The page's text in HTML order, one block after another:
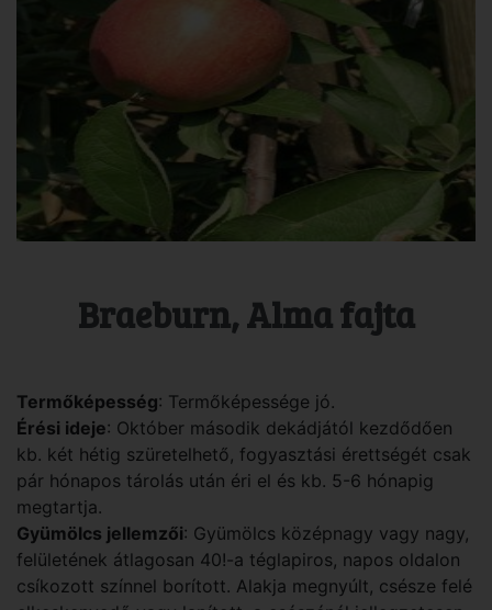
Braeburn, Alma fajta
Termőképesség: Termőképessége jó.
Érési ideje: Október második dekádjától kezdődően
kb. két hétig szüretelhető, fogyasztási érettségét csak
pár hónapos tárolás után éri el és kb. 5-6 hónapig
megtartja.
Gyümölcs jellemzői: Gyümölcs középnagy vagy nagy,
felületének átlagosan 40!-a téglapiros, napos oldalon
csíkozott színnel borított. Alakja megnyúlt, csésze felé